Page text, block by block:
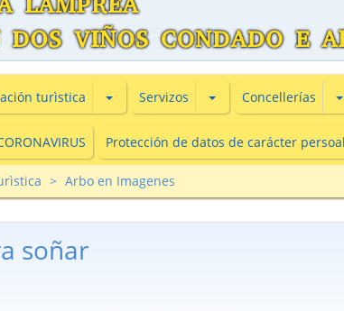
de O Concello
turìstica Subsecciones de Información turìstica
Servizos Subsecciones de
Concellerías
Protección de datos de carácter persoal
Arbo en Imagenes
soñar